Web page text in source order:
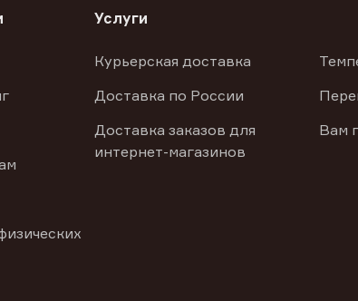
Услуги
Курьерская доставка
Доставка по России
Доставка заказов для
интернет-магазинов
Вам